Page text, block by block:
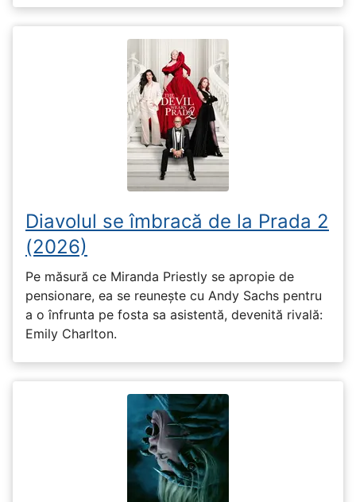
Diavolul se îmbracă de la Prada 2
(2026)
Pe măsură ce Miranda Priestly se apropie de
pensionare, ea se reunește cu Andy Sachs pentru
a o înfrunta pe fosta sa asistentă, devenită rivală:
Emily Charlton.